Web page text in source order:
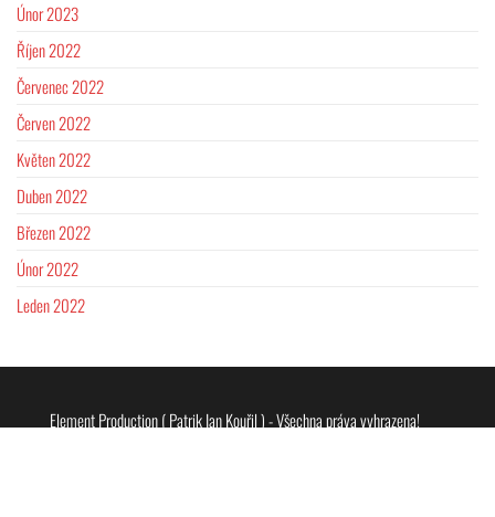
Únor 2023
Říjen 2022
Červenec 2022
Červen 2022
Květen 2022
Duben 2022
Březen 2022
Únor 2022
Leden 2022
Element Production ( Patrik Ian Kouřil ) - Všechna práva vyhrazena!